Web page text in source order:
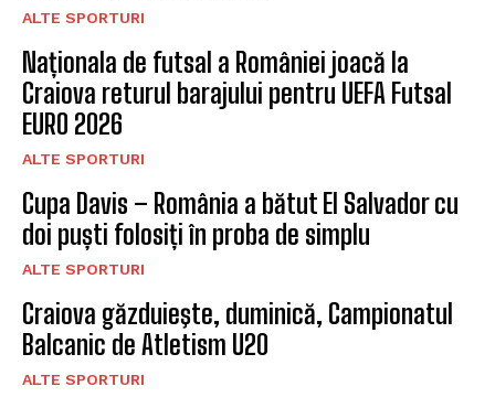
ALTE SPORTURI
Naționala de futsal a României joacă la
Craiova returul barajului pentru UEFA Futsal
EURO 2026
ALTE SPORTURI
Cupa Davis – România a bătut El Salvador cu
doi puști folosiți în proba de simplu
ALTE SPORTURI
Craiova găzduieşte, duminică, Campionatul
Balcanic de Atletism U20
ALTE SPORTURI